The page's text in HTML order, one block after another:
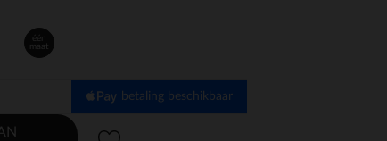
één
maat
betaling beschikbaar